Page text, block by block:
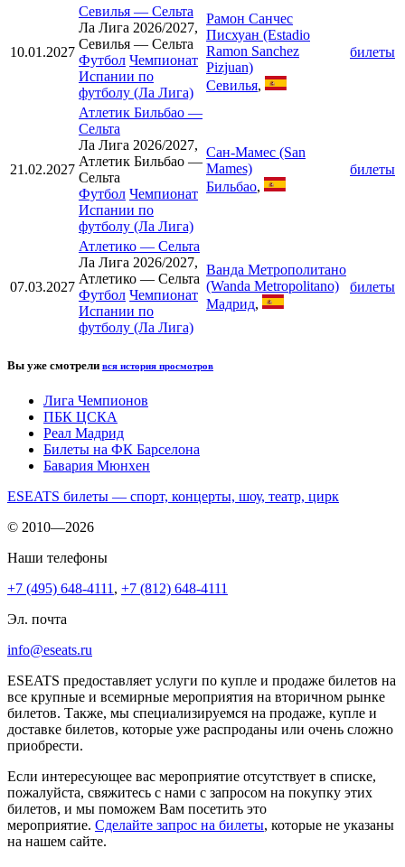
10.01.2027
Севилья — Сельта
Ла Лига 2026/2027,
Севилья — Сельта
Футбол Чемпионат
Испании по
футболу (Ла Лига)
Рамон Санчес
Писхуан (Estadio
Ramon Sanchez
Pizjuan)
Севилья,
билеты
21.02.2027
Атлетик Бильбао —
Сельта
Ла Лига 2026/2027,
Атлетик Бильбао —
Сельта
Футбол Чемпионат
Испании по
футболу (Ла Лига)
Сан-Мамес (San
Mames)
Бильбао,
билеты
07.03.2027
Атлетико — Сельта
Ла Лига 2026/2027,
Атлетико — Сельта
Футбол Чемпионат
Испании по
футболу (Ла Лига)
Ванда Метрополитано
(Wanda Metropolitano)
Мадрид,
билеты
Вы уже смотрели вся история просмотров
Лига Чемпионов
ПБК ЦСКА
Реал Мадрид
Билеты на ФК Барселона
Бавария Мюнхен
ESEATS билеты — спорт, концерты, шоу, театр, цирк
© 2010—2026
Наши телефоны
+7 (495) 648-4111 , +7 (812) 648-4111
Эл. почта
info@eseats.ru
ESEATS предоставляет услуги по купле и продаже билетов на
все крупные и всемирные мероприятия на вторичном рынке
билетов. Также, мы специализируемся на продаже, купле и
доставке билетов, которые уже распроданы или очень сложно
приобрести.
Если интересующее вас мероприятие отсутствует в списке,
пожалуйста, свяжитесь с нами с запросом на покупку этих
билетов, и мы поможем Вам посетить это
мероприятие. Cделайте запрос на билеты, которые не указаны
на нашем сайте.